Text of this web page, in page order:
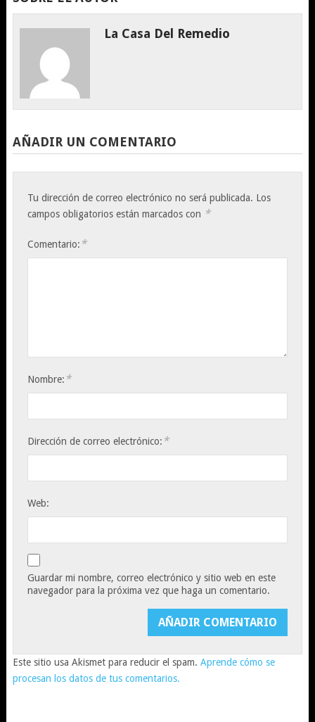
La Casa Del Remedio
AÑADIR UN COMENTARIO
Tu dirección de correo electrónico no será publicada. Los
campos obligatorios están marcados con *
Comentario: *
Nombre: *
Dirección de correo electrónico: *
Web:
Guardar mi nombre, correo electrónico y sitio web en este
navegador para la próxima vez que haga un comentario.
Este sitio usa Akismet para reducir el spam. Aprende cómo se
procesan los datos de tus comentarios.